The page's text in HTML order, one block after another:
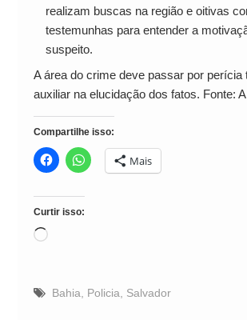
realizam buscas na região e oitivas
testemunhas para entender a
suspeito.
A área do crime deve passar por perícia
auxiliar na elucidação dos fatos. Fonte: A
Compartilhe isso:
Mais
Curtir isso:
Carregando...
Bahia Policia Salvador